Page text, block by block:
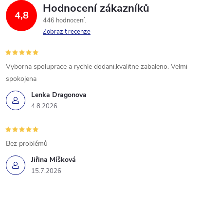
4,8 Hodnocení zákazníků
446 hodnocení
Zobrazit recenze
Lenka Dragonova
4.8.2026
Vyborna spoluprace a rychle dodani,kvalitne zabaleno. Velmi
spokojena
Jiřina Míšková
15.7.2026
Bez problémů